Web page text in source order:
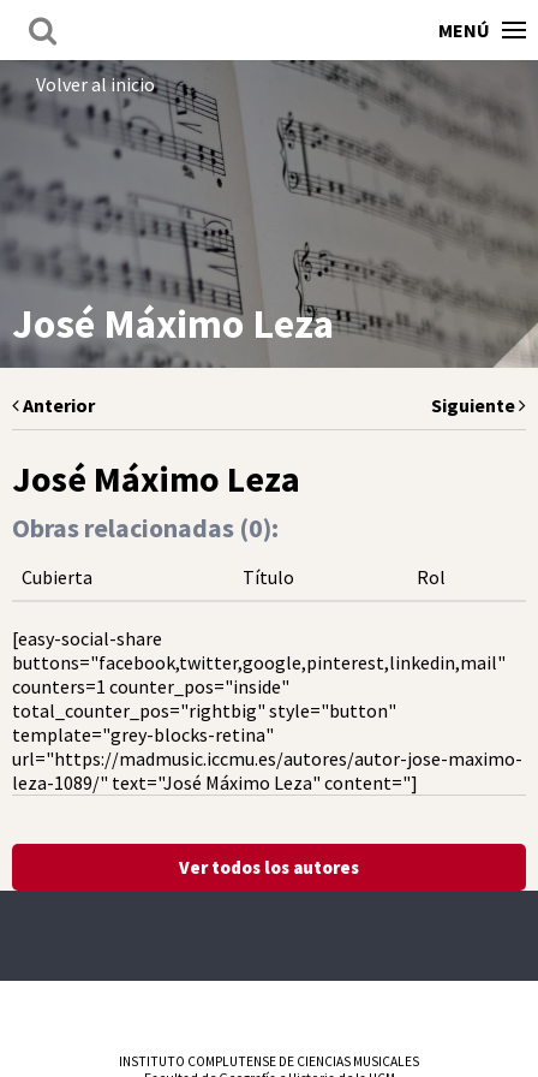
MENÚ
Volver al inicio
José Máximo Leza
Anterior Siguiente
José Máximo Leza
Obras relacionadas (0):
Cubierta Título Rol
[easy-social-share
buttons="facebook,twitter,google,pinterest,linkedin,mail"
counters=1 counter_pos="inside"
total_counter_pos="rightbig" style="button"
template="grey-blocks-retina"
url="https://madmusic.iccmu.es/autores/autor-jose-maximo-
leza-1089/" text="José Máximo Leza" content="]
Ver todos los autores
INSTITUTO COMPLUTENSE DE CIENCIAS MUSICALES